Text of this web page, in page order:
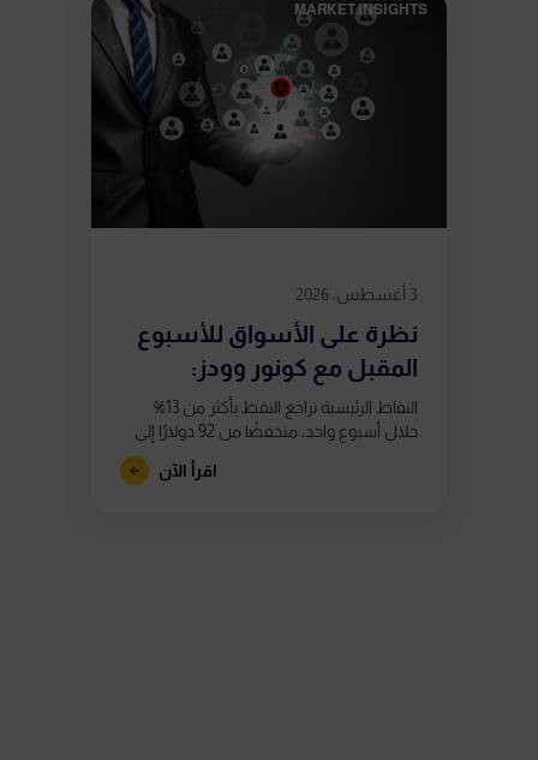
MARKET INSIGHTS​
3 أغسطس، 2026
نظرة على الأسواق للأسبوع
المقبل مع كونور وودز:
استمرار التقلبات...
النقاط الرئيسية تراجع النفط بأكثر من 13%
خلال أسبوع واحد، منخفضًا من 92 دولارًا إلى
ما دون 80 دولارًا، بعد تقارير تشير إلى اقتراب
اقرأ الآن